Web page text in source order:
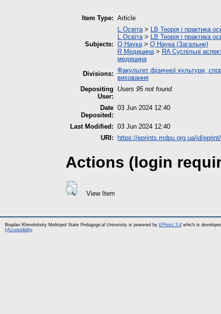
Item Type: Article
Subjects:
L Освіта >
LB Теорія і практика
L Освіта >
LB Теорія і практика
Q Наука > Q Наука (Загальне)
R Медицина > RA Суспільні
медицина
Divisions: Факультет фізичної культури,
виховання
Depositing
User:
Users 95 not found.
Date
Deposited:
03 Jun 2024 12:40
Last Modified: 03 Jun 2024 12:40
URI:
https://eprints.mdpu.org.ua/id/
Actions (login
View Item
Bogdan Khmelnitsky Melitopol State Pedagogical University is powered by EPrints 3.4 which is
Accessibility